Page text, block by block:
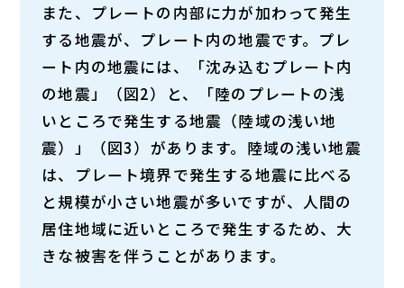
また、プレートの内部に力が加わって発生
する地震が、プレート内の地震です。プレ
ート内の地震には、
「沈み込むプレート内
の地震」（図2）
と、
「陸のプレートの浅
いところで発生する地震（陸域の浅い地
震）」（図3） があります。陸域の浅い地震
は、プレート境界で発生する地震に比べる
と規模が小さい地震が多いですが、人間の
居住地域に近いところで発生するため、大
きな被害を伴うことがあります。